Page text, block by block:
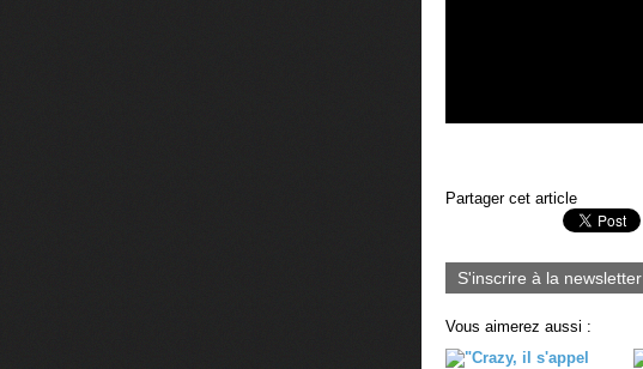
Partager cet article
S'inscrire à la newsletter
Vous aimerez aussi :